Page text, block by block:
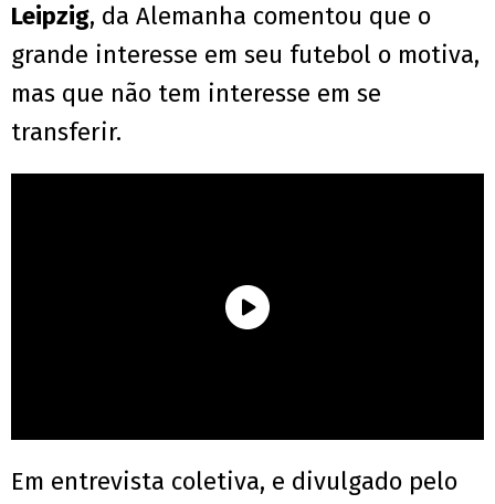
Leipzig, da Alemanha comentou que o
grande interesse em seu futebol o motiva,
mas que não tem interesse em se
transferir.
Em entrevista coletiva, e divulgado pelo